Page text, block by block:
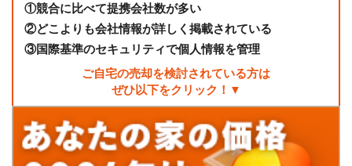
①競合に比べて提携会社数が多い
②どこよりも会社情報が詳しく掲載されている
③国際基準のセキュリティで個人情報を管理
ご自宅の売却を検討されている方は
ぜひ以下をクリック！▼